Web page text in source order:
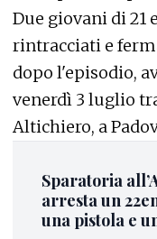
Due giovani di 21
rintracciati e
dopo l'episodio,
venerdì 3 luglio
Altichiero, a
Sparatoria
arresta un
una pistola e